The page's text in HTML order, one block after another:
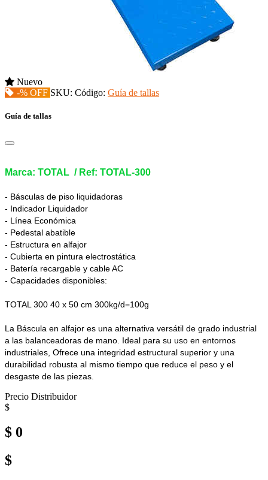
Nuevo
-% OFF SKU: Código: Guía de tallas
Guía de tallas
Marca: TOTAL / Ref: TOTAL-300
- Básculas de piso liquidadoras
- Indicador Liquidador
- Línea Económica
- Pedestal abatible
- Estructura en alfajor
- Cubierta en pintura electrostática
- Batería recargable y cable AC
- Capacidades disponibles:
TOTAL 300 40 x 50 cm 300kg/d=100g
La Báscula en alfajor es una alternativa versátil de grado industrial
a las balanceadoras de mano. Ideal para su uso en entornos
industriales, Ofrece una integridad estructural superior y una
durabilidad robusta al mismo tiempo que reduce el peso y el
desgaste de las piezas.
Precio Distribuidor
$
$ 0
$